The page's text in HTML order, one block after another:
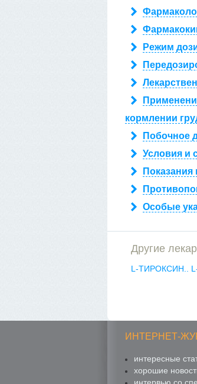
Режим
кормлении
Побочное
Условия и
Особые
Другие
L-ТИРОКСИН..
ИНТЕРНЕТ-
интересные
хорошие